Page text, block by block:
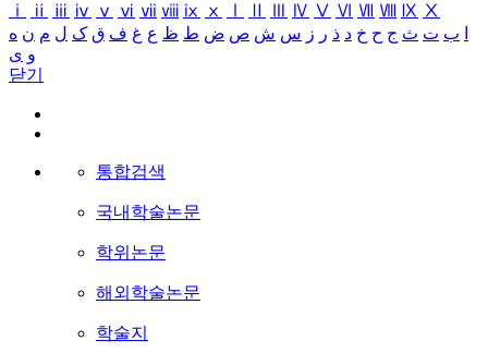
ⅰ
ⅱ ⅲ ⅳ ⅴ ⅵ ⅶ ⅷ ⅸ ⅹ Ⅳ Ⅴ Ⅵ Ⅶ Ⅷ Ⅸ Ⅹ
ب ت ث ج ح خ د ذ ر ز س ش ص ض ط ظ ع غ ف ق ک ل م ن ه
و ی
닫기
통합검색
국내학술논문
학위논문
해외학술논문
학술지